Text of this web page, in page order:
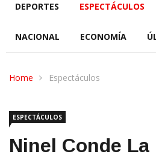
DEPORTES ESPECTÁCULOS
NACIONAL ECONOMÍA
Home Espectáculos
ESPECTÁCULOS
Ninel Conde